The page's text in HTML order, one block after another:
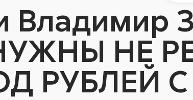
Владимир
НЕ
РУБЛЕЙ С